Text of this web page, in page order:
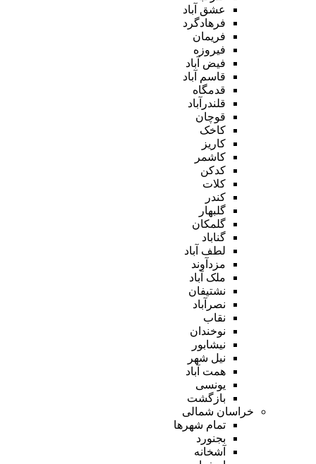
عشق آباد
فرهادگرد
فریمان
فیروزه
فیض آباد
قاسم آباد
قدمگاه
قلندرآباد
قوچان
کاخک
کاریز
کاشمر
کدکن
کلات
کندر
گلبهار
گلمکان
گناباد
لطف آباد
مزدآوند
ملک آباد
نشتیفان
نصرآباد
نقاب
نوخندان
نیشابور
نیل شهر
همت آباد
یونسی
بازگشت
خراسان شمالی
تمام شهر‌ها
بجنورد
آشخانه